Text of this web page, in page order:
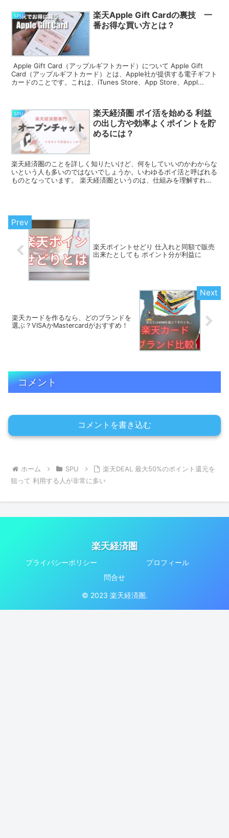
SPU
楽天Apple Gift Cardの裏技 一
番お得な買い方とは？
Apple Gift Card（アップルギフトカード）について Apple Gift
Card（アップルギフトカード）とは、Apple社が提供する電子ギフト
カードのことです。これは、iTunes Store、App Store、Appl...
SPU
楽天経済圏 ポイ活を始める 利益
の出し方や効率よくポイントを貯
めるには？
楽天経済圏のことを詳しく知りたいけど、何をしていいのかわからな
いという人も多いのではないでしょうか。いわゆるポイ活と呼ばれる
ものとなっています。 楽天経済圏というのは、仕組みを理解すれば
楽天ポイントせどり 仕入れと同額で販売
出来たとしても ポイント分が利益に
楽天カードを作るなら、どのブランドを
選ぶ？VISAかMastercardがおすすめ！
コメント
コメントを書き込む
ホーム SPU
楽天DEAL 最大50%のポイント還元を
狙って 利用する人が非常に多い
楽天経済圏
プライバシーポリシー
プロフィール
問合せ
© 2023 楽天経済圏.